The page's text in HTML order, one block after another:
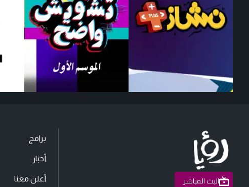
البث المباشر
برامج
أخبار
أعلن معنا